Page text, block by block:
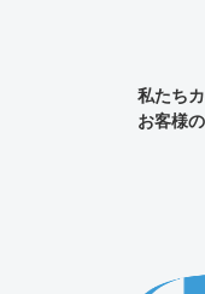
私たち
お客様